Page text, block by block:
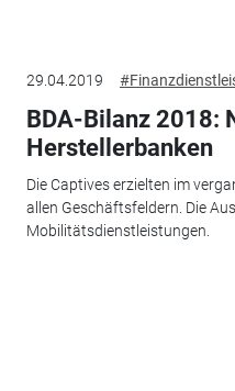
29.04.2019
BDA-Bilanz 2018:
Herstellerbanken
Die Captives erzielten im
allen Geschäftsfeldern. Die
Mobilitätsdienstleistungen.